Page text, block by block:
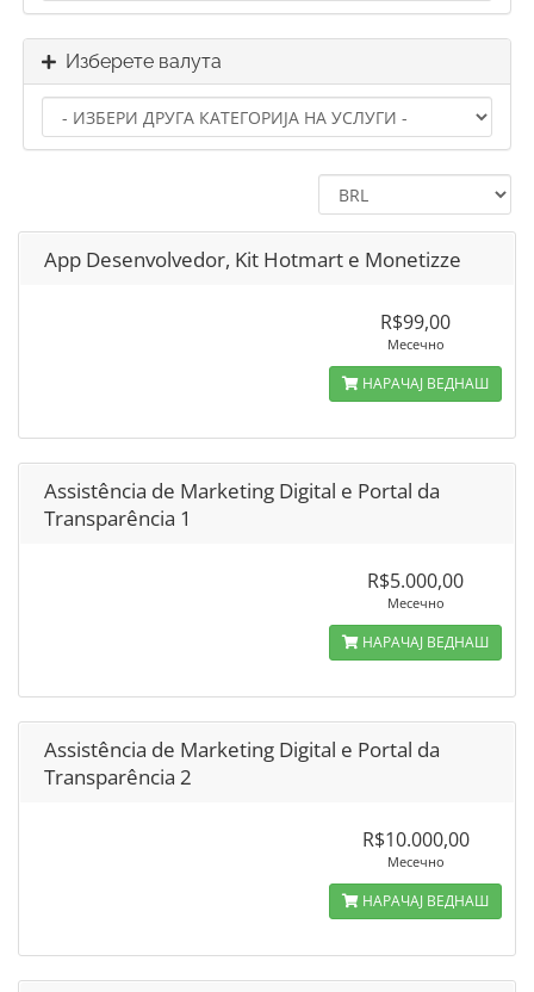
Изберете валута
App Desenvolvedor, Kit Hotmart e Monetizze
R$99,00
Месечно
НАРАЧАЈ ВЕДНАШ
Assistência de Marketing Digital e Portal da
Transparência 1
R$5.000,00
Месечно
НАРАЧАЈ ВЕДНАШ
Assistência de Marketing Digital e Portal da
Transparência 2
R$10.000,00
Месечно
НАРАЧАЈ ВЕДНАШ